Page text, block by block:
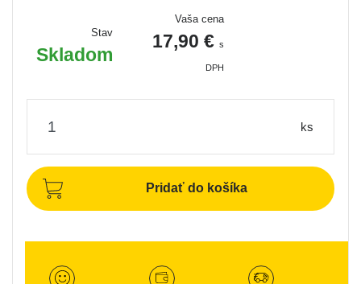
Stav
Skladom
Vaša cena
17,90 € s
DPH
ks
Pridať do košíka